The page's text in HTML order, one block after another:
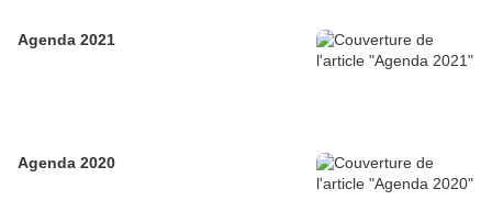
Agenda 2021
Agenda 2020